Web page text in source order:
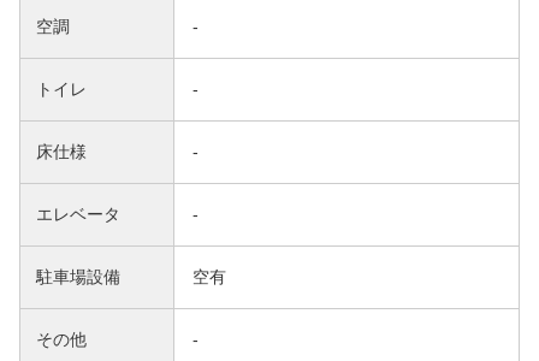
空調 -
トイレ -
床仕様 -
エレベータ -
駐車場設備 空有
その他 -